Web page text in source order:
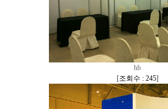
hb
[조회수 : 245]